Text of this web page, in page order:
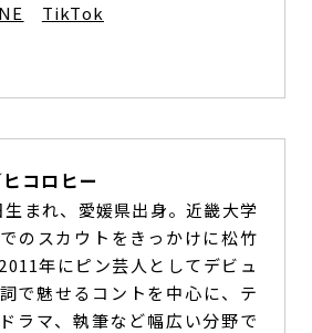
TikTok
コロヒー
まれ、愛媛県出身。近畿大学
のスカウトをきっかけに松竹
年にピン芸人としてデビュ
で魅せるコントを中心に、テ
ラマ、執筆など幅広い分野で